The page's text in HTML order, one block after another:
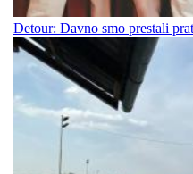
Detour: Davno smo prestali